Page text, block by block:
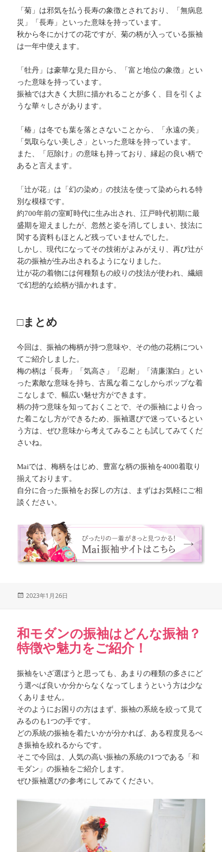
「菊」は邪気を払う長寿の象徴とされており、「無病息
災」「長寿」といった意味を持っています。
秋から冬にかけての花ですが、菊の柄が入っている振袖
は一年中使えます。
「牡丹」は豪華な見た目から、「富と地位の象徴」とい
った意味を持っています。
振袖では大きく大胆に描かれることが多く、目を引くよ
うな華々しさがあります。
「椿」は冬でも葉を落とさないことから、「永遠の美」
「気取らない美しさ」といった意味を持っています。
また、「厄除け」の意味も持っており、縁起の良い柄で
あると言えます。
「辻が花」は「幻の染め」の技法を使って染められる特
別な模様です。
約700年前の室町時代に生み出され、江戸時代初期に最
盛期を迎えましたが、忽然と姿を消してしまい、技法に
関する資料もほとんど残っていませんでした。
しかし、現代になってその技術がよみがえり、再び辻が
花の振袖が生み出されるようになりました。
辻が花の着物には何種類もの絞りの技法が使われ、繊細
で幻想的な絵柄が描かれます。
□まとめ
今回は、振袖の梅柄が持つ意味や、その他の花柄につい
てご紹介しました。
梅の柄は「長寿」「気高さ」「忍耐」「清廉潔白」とい
った素敵な意味を持ち、古風な着こなしからポップな着
こなしまで、幅広い魅せ方ができます。
柄の持つ意味を知っておくことで、その振袖により合っ
た着こなし方ができるため、振袖選びで迷っているとい
う方は、ぜひ意味から考えてみることも試してみてくだ
さいね。
Maiでは、梅柄をはじめ、豊富な柄の振袖を4000着取り
揃えております。
自分に合った振袖をお探しの方は、まずはお気軽にご相
談ください。
Posted
2023年1月26日
和モダンの振袖はどんな振袖？
特徴や魅力をご紹介！
振袖をいざ選ぼうと思っても、あまりの種類の多さにど
う選べば良いか分からなくなってしまうという方は少な
くありません。
そのようにお困りの方はまず、振袖の系統を絞って見て
みるのも1つの手です。
どの系統の振袖を着たいかが分かれば、ある程度見るべ
き振袖を絞れるからです。
そこで今回は、人気の高い振袖の系統の1つである「和
モダン」の振袖をご紹介します。
ぜひ振袖選びの参考にしてみてください。